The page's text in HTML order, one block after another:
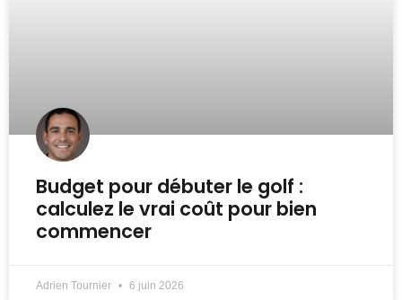
Budget pour débuter le golf :
calculez le vrai coût pour bien
commencer
Adrien Tournier 6 juin 2026